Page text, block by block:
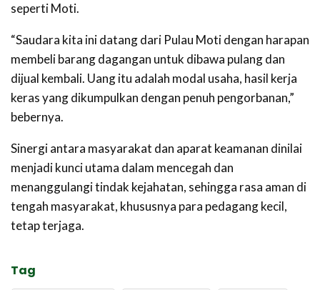
seperti Moti.
“Saudara kita ini datang dari Pulau Moti dengan harapan
membeli barang dagangan untuk dibawa pulang dan
dijual kembali. Uang itu adalah modal usaha, hasil kerja
keras yang dikumpulkan dengan penuh pengorbanan,”
bebernya.
Sinergi antara masyarakat dan aparat keamanan dinilai
menjadi kunci utama dalam mencegah dan
menanggulangi tindak kejahatan, sehingga rasa aman di
tengah masyarakat, khususnya para pedagang kecil,
tetap terjaga.
Tag